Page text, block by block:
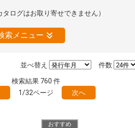
タログはお取り寄せできません）
索メニュー
旧版（WEBカタログ）
まい）
目次も検索
件数
並べ替え
検索結果 760 件
1/32ページ 次へ
おすすめ